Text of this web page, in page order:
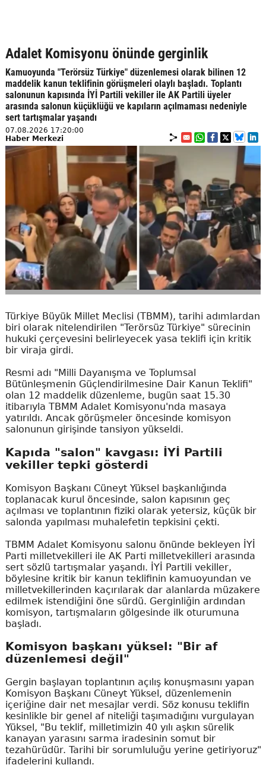
Adalet Komisyonu önünde gerginlik
Kamuoyunda "Terörsüz Türkiye" düzenlemesi olarak bilinen 12
maddelik kanun teklifinin görüşmeleri olaylı başladı. Toplantı
salonunun kapısında İYİ Partili vekiller ile AK Partili üyeler
arasında salonun küçüklüğü ve kapıların açılmaması nedeniyle
sert tartışmalar yaşandı
07.08.2026 17:20:00
Haber Merkezi
Türkiye Büyük Millet Meclisi (TBMM), tarihi adımlardan
biri olarak nitelendirilen "Terörsüz Türkiye" sürecinin
hukuki çerçevesini belirleyecek yasa teklifi için kritik
bir viraja girdi.
Resmi adı "Milli Dayanışma ve Toplumsal
Bütünleşmenin Güçlendirilmesine Dair Kanun Teklifi"
olan 12 maddelik düzenleme, bugün saat 15.30
itibarıyla TBMM Adalet Komisyonu'nda masaya
yatırıldı. Ancak görüşmeler öncesinde komisyon
salonunun girişinde tansiyon yükseldi.
Kapıda "salon" kavgası: İYİ Partili
vekiller tepki gösterdi
Komisyon Başkanı Cüneyt Yüksel başkanlığında
toplanacak kurul öncesinde, salon kapısının geç
açılması ve toplantının fiziki olarak yetersiz, küçük bir
salonda yapılması muhalefetin tepkisini çekti.
TBMM Adalet Komisyonu salonu önünde bekleyen İYİ
Parti milletvekilleri ile AK Parti milletvekilleri arasında
sert sözlü tartışmalar yaşandı. İYİ Partili vekiller,
böylesine kritik bir kanun teklifinin kamuoyundan ve
milletvekillerinden kaçırılarak dar alanlarda müzakere
edilmek istendiğini öne sürdü. Gerginliğin ardından
komisyon, tartışmaların gölgesinde ilk oturumuna
başladı.
Komisyon başkanı yüksel: "Bir af
düzenlemesi değil"
Gergin başlayan toplantının açılış konuşmasını yapan
Komisyon Başkanı Cüneyt Yüksel, düzenlemenin
içeriğine dair net mesajlar verdi. Söz konusu teklifin
kesinlikle bir genel af niteliği taşımadığını vurgulayan
Yüksel, "Bu teklif, milletimizin 40 yılı aşkın sürelik
kanayan yarasını sarma iradesinin somut bir
tezahürüdür. Tarihi bir sorumluluğu yerine getiriyoruz"
ifadelerini kullandı.